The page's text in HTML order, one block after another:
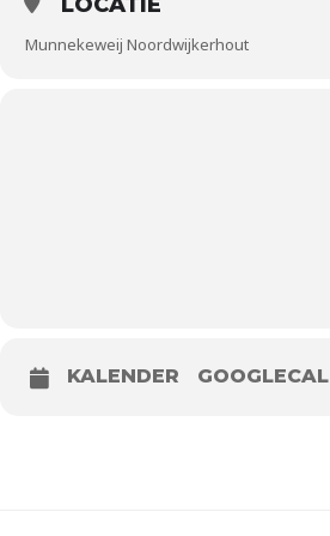
Munnekeweij Noordwijkerhout
KALENDER GOOGLECAL